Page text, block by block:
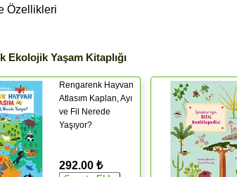
Özellikleri
Ekolojik Yaşam Kitaplığı
Rengarenk Hayvan
Atlasım Kaplan, Ayı
ve Fil Nerede
Yaşıyor?
292.00 ₺